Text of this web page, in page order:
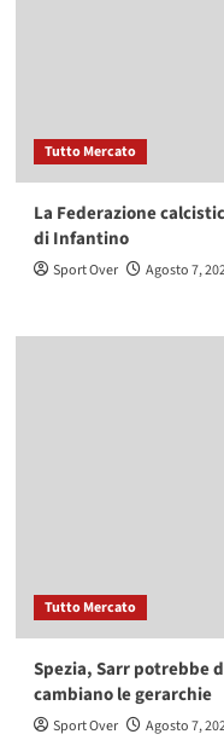
Tutto Mercato
La Federazione
di Infantino
Sport Over Agosto 7,
Tutto Mercato
Spezia, Sarr potrebbe
cambiano le gerarchie
Sport Over Agosto 7,